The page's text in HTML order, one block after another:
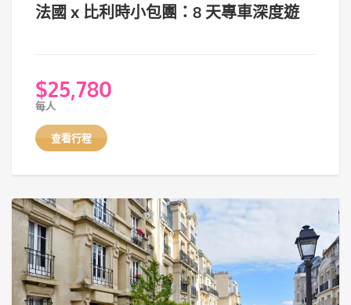
法國 x 比利時小包團：8 天專車深度遊
$25,780
每人
查看行程